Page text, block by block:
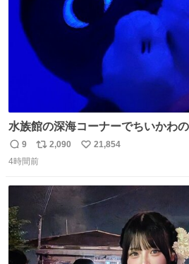
水族館の深海コーナーでちいかわ
したら目光っててビビりました #ち
返
信
9
リ
ポ
数
2,090
い
数
21,854
4時間前